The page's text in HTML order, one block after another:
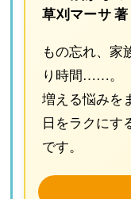
草刈マーサ 著
もの忘れ、家
り時間……。
増える悩みを
日をラクにす
です。